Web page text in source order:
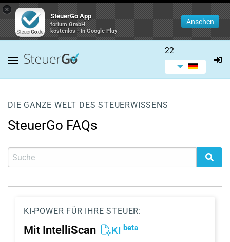
×
SteuerGo App
forium GmbH
kostenlos - In Google Play
Ansehen
22
DIE GANZE WELT DES STEUERWISSENS
SteuerGo FAQs
KI-POWER FÜR IHRE STEUER:
Mit IntelliScan KI beta